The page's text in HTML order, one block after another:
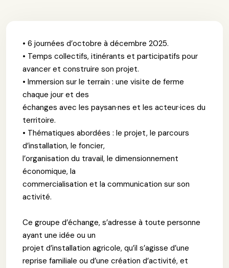
• 6 journées d’octobre à décembre 2025.
• Temps collectifs, itinérants et participatifs pour
avancer et construire son projet.
• Immersion sur le terrain : une visite de ferme
chaque jour et des
échanges avec les paysan·nes et les acteur·ices du
territoire.
• Thématiques abordées : le projet, le parcours
d’installation, le foncier,
l’organisation du travail, le dimensionnement
économique, la
commercialisation et la communication sur son
activité.
Ce groupe d’échange, s’adresse à toute personne
ayant une idée ou un
projet d’installation agricole, qu’il s’agisse d’une
reprise familiale ou d’une création d’activité, et